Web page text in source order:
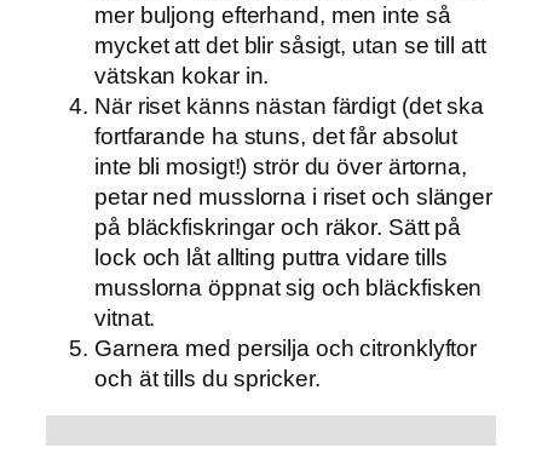
mer buljong efterhand, men inte så
mycket att det blir såsigt, utan se till att
vätskan kokar in.
När riset känns nästan färdigt (det ska
fortfarande ha stuns, det får absolut
inte bli mosigt!) strör du över ärtorna,
petar ned musslorna i riset och slänger
på bläckfiskringar och räkor. Sätt på
lock och låt allting puttra vidare tills
musslorna öppnat sig och bläckfisken
vitnat.
Garnera med persilja och citronklyftor
och ät tills du spricker.